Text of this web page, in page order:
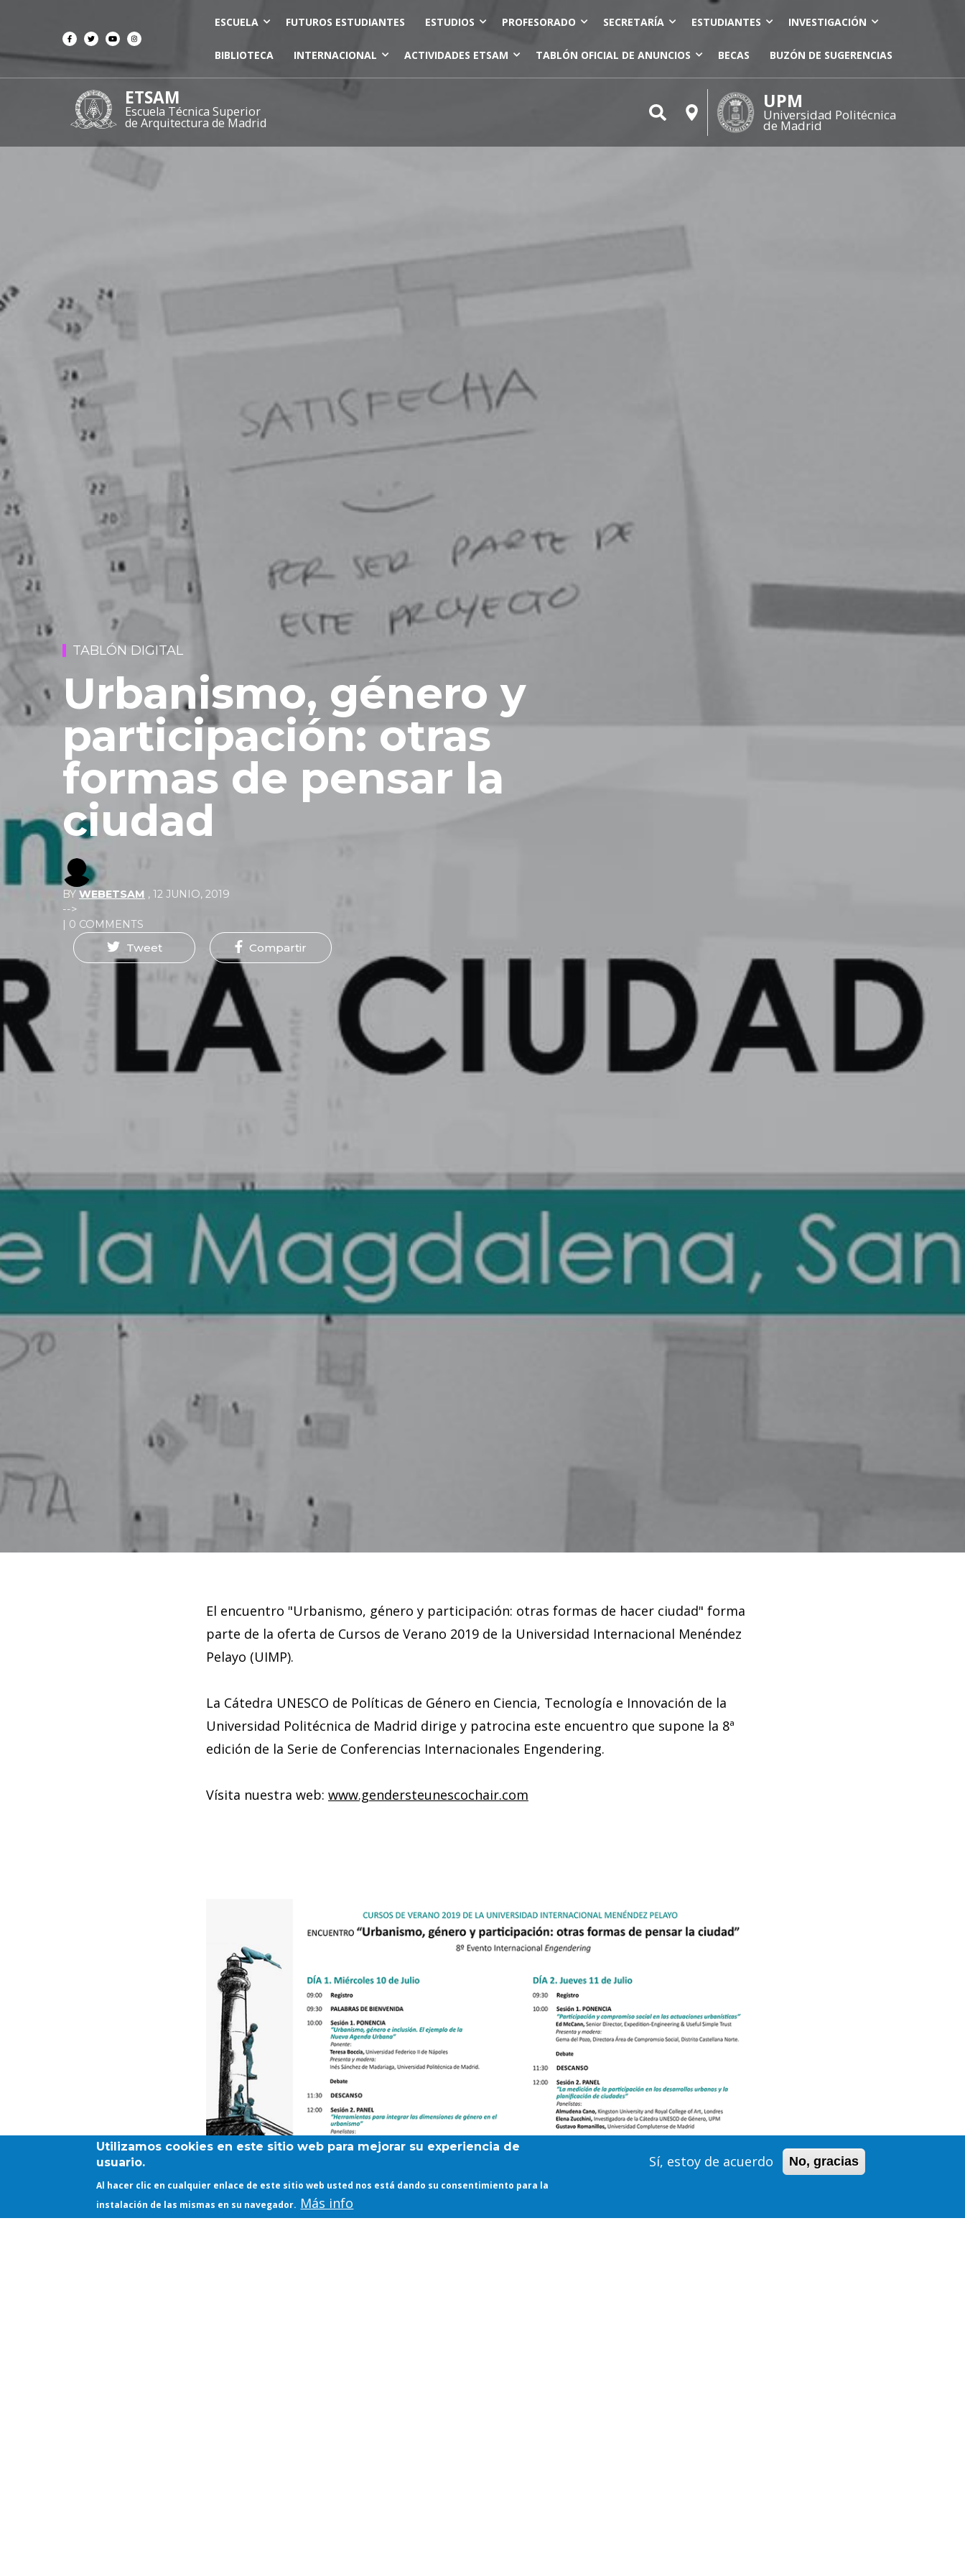
ESCUELA FUTUROS ESTUDIANTES ESTUDIOS PROFESORADO SECRETARÍA ESTUDIANTES INVESTIGACIÓN
BIBLIOTECA INTERNACIONAL ACTIVIDADES ETSAM TABLÓN OFICIAL DE ANUNCIOS BECAS BUZÓN DE SUGERENCIAS
ETSAM
Escuela Técnica Superior
de Arquitectura de Madrid
UPM
Universidad Politécnica
de Madrid
TABLÓN DIGITAL
Urbanismo, género y
participación: otras
formas de pensar la
ciudad
BY WEBETSAM , 12 JUNIO, 2019
-->
| 0 COMMENTS
Tweet Compartir
El encuentro "Urbanismo, género y participación: otras formas de hacer ciudad" forma
parte de la oferta de Cursos de Verano 2019 de la Universidad Internacional Menéndez
Pelayo (UIMP).
La Cátedra UNESCO de Políticas de Género en Ciencia, Tecnología e Innovación de la
Universidad Politécnica de Madrid dirige y patrocina este encuentro que supone la 8ª
edición de la Serie de Conferencias Internacionales Engendering.
Vísita nuestra web: www.gendersteunescochair.com
Utilizamos cookies en este sitio web para mejorar su experiencia de
usuario.
Al hacer clic en cualquier enlace de este sitio web usted nos está dando su consentimiento para la
instalación de las mismas en su navegador. Más info
Sí, estoy de acuerdo No, gracias